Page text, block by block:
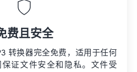
费且安全
转换器完全免费，适用于任何
证文件安全和隐私。文件受